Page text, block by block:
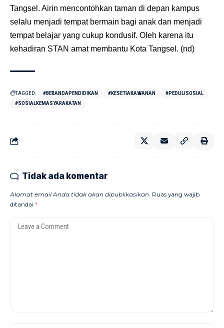
Tangsel. Airin mencontohkan taman di depan kampus
selalu menjadi tempat bermain bagi anak dan menjadi
tempat belajar yang cukup kondusif. Oleh karena itu
kehadiran STAN amat membantu Kota Tangsel. (nd)
TAGGED: #BERANDAPENDIDIKAN #KESETIAKAWANAN
#PEDULISOSIAL
#SOSIALKEMASYARAKATAN
Tidak ada komentar
Alamat email Anda tidak akan dipublikasikan. Ruas yang wajib
ditandai *